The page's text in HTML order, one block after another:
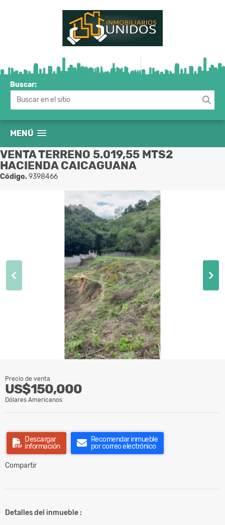
Buscar:
MENÚ
VENTA TERRENO 5.019,55 MTS2
HACIENDA CAICAGUANA
Código.9398466
Precio de venta
US$150,000
Dólares Americanos
Descargar
información
Recomendar inmueble
por correo electrónico
Compartir
Detalles del inmueble :